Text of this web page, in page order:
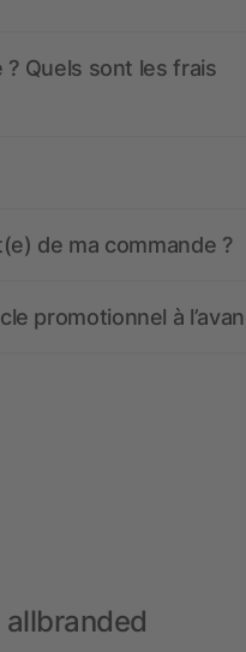
Quels sont les frais
de ma commande ?
promotionnel à
allbranded